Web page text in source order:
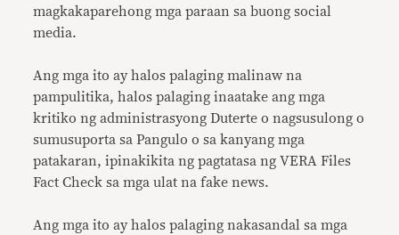
magkakaparehong mga paraan sa buong social
media.
Ang mga ito ay halos palaging malinaw na
pampulitika, halos palaging inaatake ang mga
kritiko ng administrasyong Duterte o nagsusulong o
sumusuporta sa Pangulo o sa kanyang mga
patakaran, ipinakikita ng pagtatasa ng VERA Files
Fact Check sa mga ulat na fake news.
Ang mga ito ay halos palaging nakasandal sa mga